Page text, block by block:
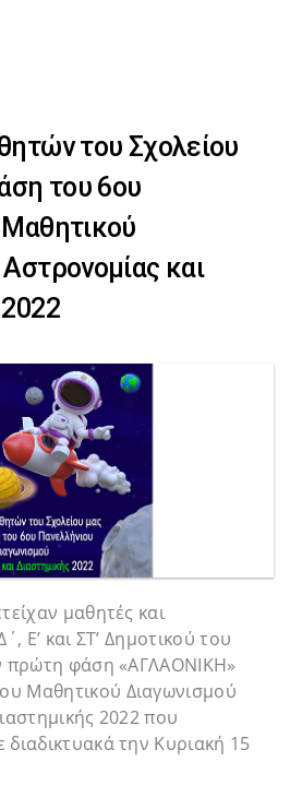
του Σχολείου
του 6ου
και
μαθητές και
Ε’ και ΣΤ’ Δημοτικού του
πρώτη φάση «ΑΓΛΑΟΝΙΚΗ»
Μαθητικού Διαγωνισμού
2022 που
την Κυριακή 15